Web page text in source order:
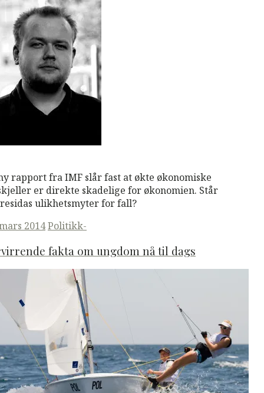
rapport fra IMF slår fast at økte økonomiske
er direkte skadelige for økonomien. Står
ulikhetsmyter for fall?
2014Politikk-
fakta om ungdom nå til dags